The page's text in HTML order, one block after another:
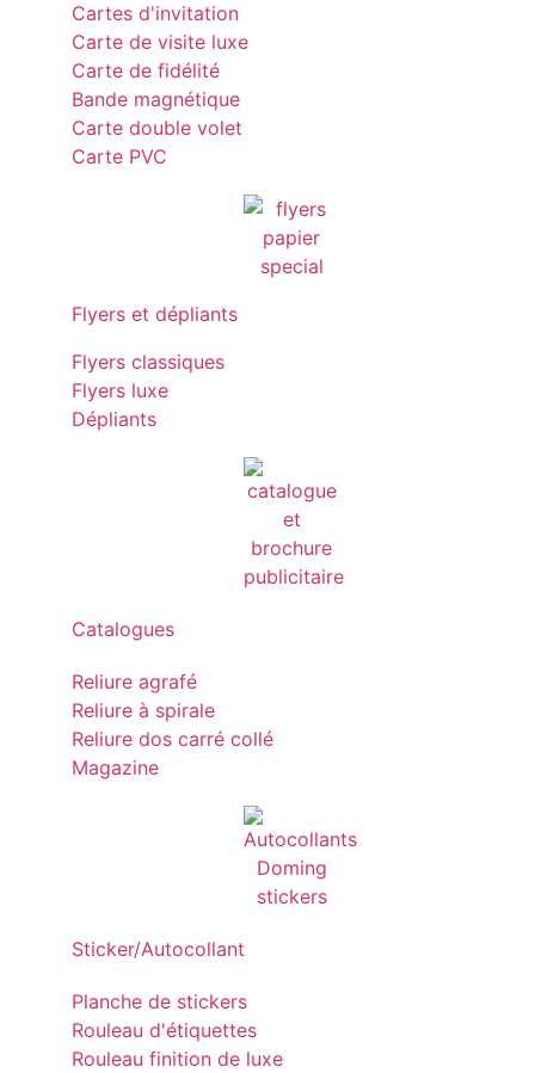
Cartes d'invitation
Carte de visite luxe
Carte de fidélité
Bande magnétique
Carte double volet
Carte PVC
Flyers et dépliants
Flyers classiques
Flyers luxe
Dépliants
Catalogues
Reliure agrafé
Reliure à spirale
Reliure dos carré collé
Magazine
Sticker/Autocollant
Planche de stickers
Rouleau d'étiquettes
Rouleau finition de luxe